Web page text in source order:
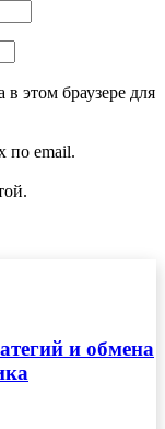
этом браузере для
по email.
и обмена